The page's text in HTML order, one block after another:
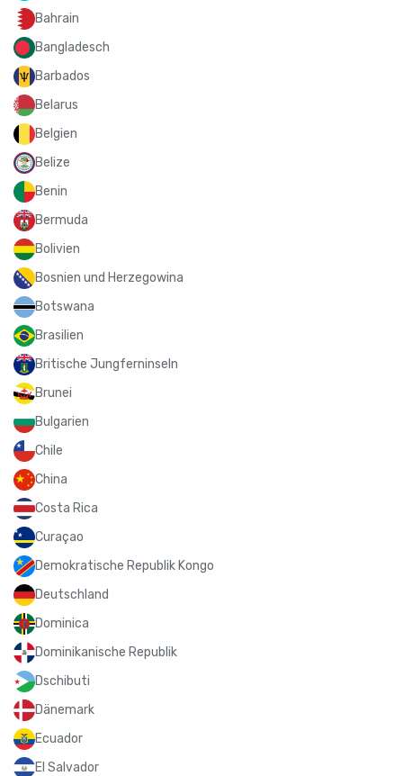
Bahrain
Bangladesch
Barbados
Belarus
Belgien
Belize
Benin
Bermuda
Bolivien
Bosnien und Herzegowina
Botswana
Brasilien
Britische Jungferninseln
Brunei
Bulgarien
Chile
China
Costa Rica
Curaçao
Demokratische Republik Kongo
Deutschland
Dominica
Dominikanische Republik
Dschibuti
Dänemark
Ecuador
El Salvador